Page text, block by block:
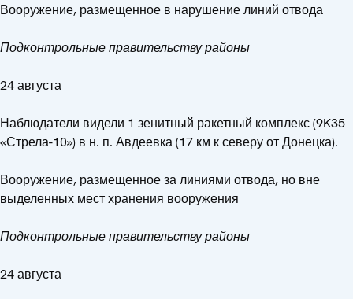
Вооружение, размещенное в нарушение линий отвода
Подконтрольные правительству районы
24 августа
Наблюдатели видели 1 зенитный ракетный комплекс (9K35
«Стрела-10») в н. п. Авдеевка (17 км к северу от Донецка).
Вооружение, размещенное за линиями отвода, но вне
выделенных мест хранения вооружения
Подконтрольные правительству районы
24 августа